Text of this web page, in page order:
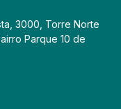
3000, Torre Norte
Parque 10 de